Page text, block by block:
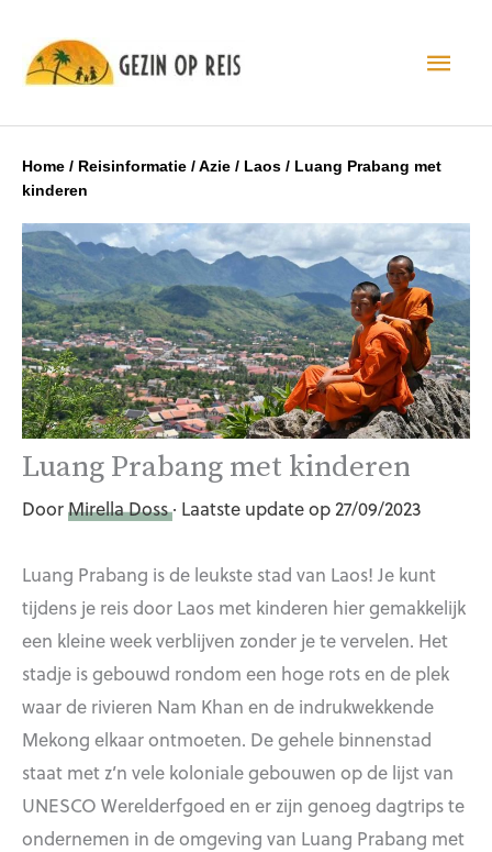
Home / Reisinformatie / Azie / Laos / Luang Prabang met
kinderen
Luang Prabang met kinderen
DoorMirella Doss· Laatste update op 27/09/2023
Luang Prabang is de leukste stad van Laos! Je kunt
tijdens je reis door Laos met kinderen hier gemakkelijk
een kleine week verblijven zonder je te vervelen. Het
stadje is gebouwd rondom een hoge rots en de plek
waar de rivieren Nam Khan en de indrukwekkende
Mekong elkaar ontmoeten. De gehele binnenstad
staat met z’n vele koloniale gebouwen op de lijst van
UNESCO Werelderfgoed en er zijn genoeg dagtrips te
ondernemen in de omgeving van Luang Prabang met